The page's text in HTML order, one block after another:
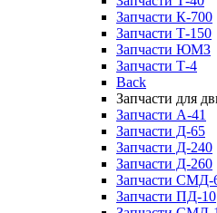
Запчасти К-700
Запчасти Т-150
Запчасти ЮМЗ
Запчасти Т-4
Back
Запчасти для
Запчасти А-41
Запчасти Д-65
Запчасти Д-240
Запчасти Д-260
Запчасти СМД-
Запчасти ПД-10